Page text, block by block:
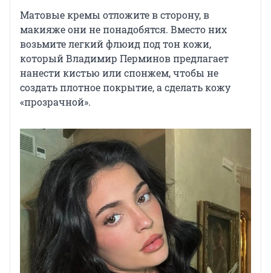
Матовые кремы отложите в сторону, в
макияже они не понадобятся. Вместо них
возьмите легкий флюид под тон кожи,
который Владимир Перминов предлагает
нанести кистью или спонжем, чтобы не
создать плотное покрытие, а сделать кожу
«прозрачной».